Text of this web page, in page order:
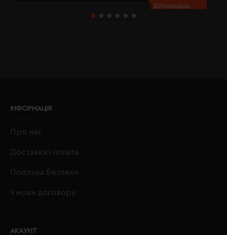
Детальніше...
ІНФОРМАЦІЯ
Про нас
Доставка і оплата
Політика безпеки
Умови договору
АКАУНТ